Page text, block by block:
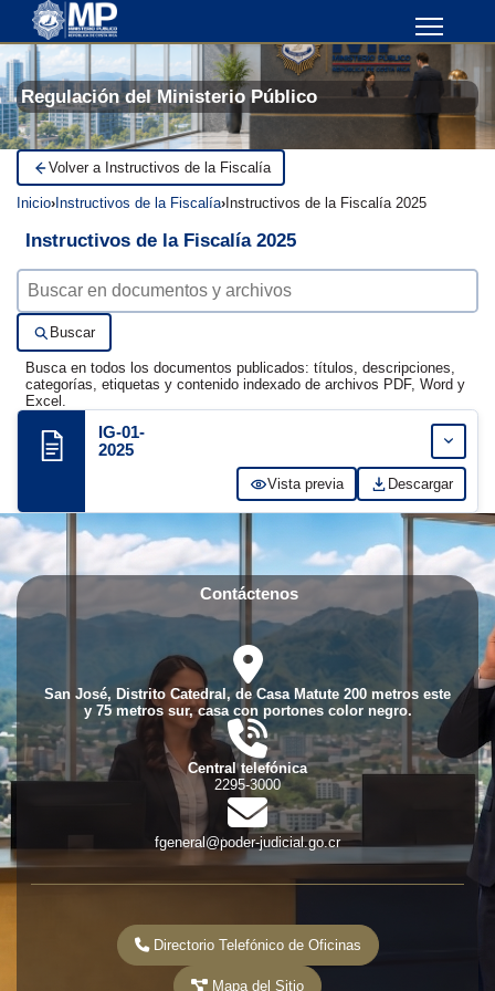
Regulación del Ministerio Público
Volver a Instructivos de la Fiscalía
Inicio Instructivos de la Fiscalía Instructivos de la Fiscalía 2025
Instructivos de la Fiscalía 2025
Buscar documentos
Buscar
Busca en todos los documentos publicados: títulos, descripciones,
categorías, etiquetas y contenido indexado de archivos PDF, Word y
Excel.
IG-01-
2025
Vista previa Descargar
Contáctenos
fas
fa-
location-
dot
San José, Distrito Catedral, de Casa Matute 200 metros este
y 75 metros sur, casa con portones color negro.
fa-
phone-
volume
Central telefónica
2295-3000
fas
fa-
envelope
fgeneral@poder-judicial.go.cr
Directorio Telefónico de Oficinas
Mapa del Sitio